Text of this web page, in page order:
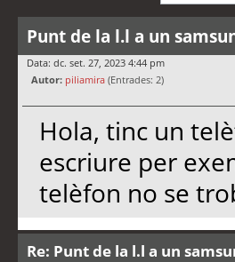
Punt de la l.l a un
Data: dc. set. 27, 2023 4:44 pm
Autor: piliamira (Entrades: 2)
Hola, tinc un
escriure per
telèfon no se
Re: Punt de la l.l a un